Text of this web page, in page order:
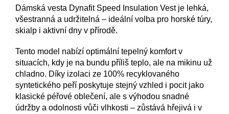
Dámská vesta Dynafit Speed Insulation Vest je lehká,
všestranná a udržitelná – ideální volba pro horské túry,
skialp i aktivní dny v přírodě.
Tento model nabízí optimální tepelný komfort v
situacích, kdy je na bundu příliš teplo, ale na mikinu už
chladno. Díky izolaci ze 100% recyklovaného
syntetického peří poskytuje stejný vzhled i pocit jako
klasické péřové oblečení, ale s výhodou snadné
údržby a odolnosti vůči vlhkosti – zůstává hřejivá i v